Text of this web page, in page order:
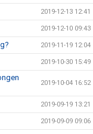
2019-12-13 12:41
2019-12-10 09:43
2019-11-19 12:04
2019-10-30 15:49
2019-10-04 16:52
2019-09-19 13:21
2019-09-09 09:06